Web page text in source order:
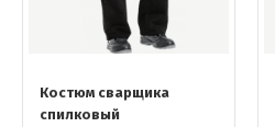
Костюм сварщика
спилковый